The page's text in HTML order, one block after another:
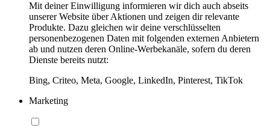
Mit deiner Einwilligung informieren wir dich auch abseits
unserer Website über Aktionen und zeigen dir relevante
Produkte. Dazu gleichen wir deine verschlüsselten
personenbezogenen Daten mit folgenden externen Anbietern
ab und nutzen deren Online-Werbekanäle, sofern du deren
Dienste bereits nutzt:
Bing, Criteo, Meta, Google, LinkedIn, Pinterest, TikTok
Marketing